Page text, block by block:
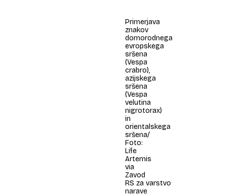
Primerjava
znakov
domorodnega
evropskega
sršena
(Vespa
crabro),
azijskega
sršena
(Vespa
velutina
nigrotorax)
in
orientalskega
sršena/
Foto:
Life
Artemis
via
Zavod
RS za varstvo
narave